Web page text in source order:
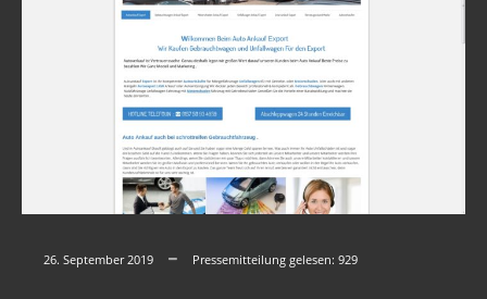
26. September 2019 Pressemitteilung gelesen: 929